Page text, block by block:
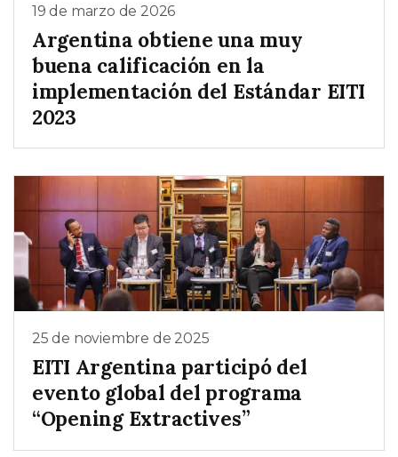
19 de marzo de 2026
Argentina obtiene una muy
buena calificación en la
implementación del Estándar EITI
2023
25 de noviembre de 2025
EITI Argentina participó del
evento global del programa
“Opening Extractives”